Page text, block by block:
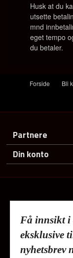
Husk at du
utsette
mnd
eget tempo
du betaler.
Forside Bli
Partnere
Din konto
Frakt
Få innsikt i
eksklusive
nyhetsbrev